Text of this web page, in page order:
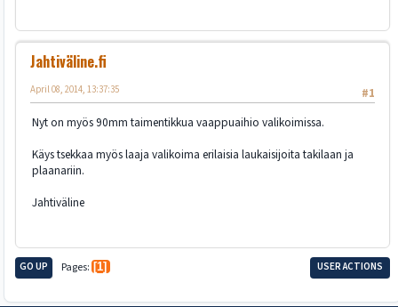
Jahtiväline.fi
#1
April 08, 2014, 13:37:35
Nyt on myös 90mm taimentikkua vaappuaihio valikoimissa.
Käys tsekkaa myös laaja valikoima erilaisia laukaisijoita takilaan ja
plaanariin.
Jahtiväline
GO UP Pages 1 USER ACTIONS